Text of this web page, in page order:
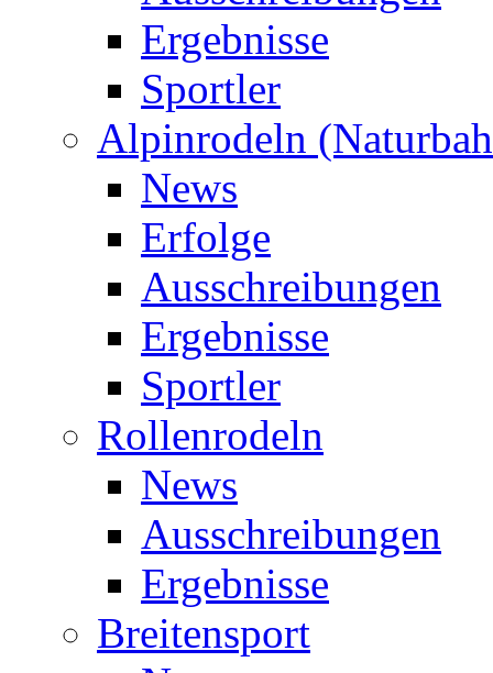
Ergebnisse
Sportler
Alpinrodeln
News
Erfolge
Ausschreibungen
Ergebnisse
Sportler
Rollenrodeln
News
Ausschreibungen
Ergebnisse
Breitensport